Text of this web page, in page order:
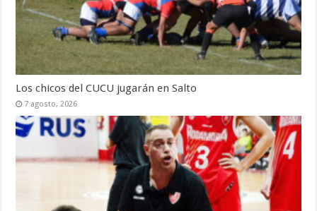
Los chicos del CUCU jugarán en Salto
7 agosto, 2026